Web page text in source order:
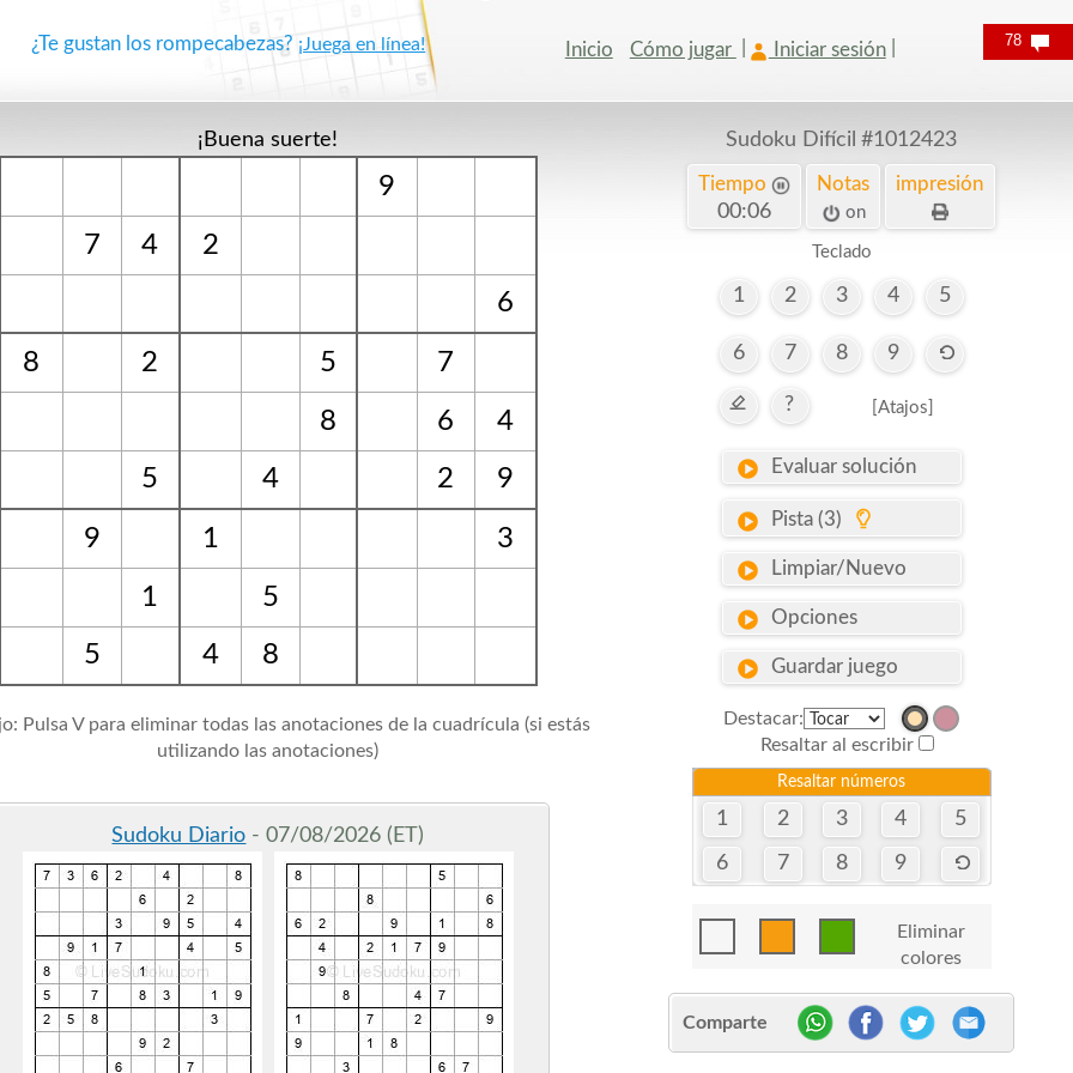
¿Te gustan los rompecabezas? ¡Juega en línea! Inicio Cómo jugar Iniciar sesión
¡Buena suerte!
9
7 4
2
6
8 2 5 7
8 6
4
5
4 2 9
9 1 3
1
5
5
4 8
Pulsa V para eliminar todas las anotaciones de la cuadrícula (si estás
utilizando las anotaciones)
Sudoku Diario - 07/08/2026 (ET)
Sudoku Difícil #1012423
Tiempo
00:07
Notas
on
impresión
Teclado
1 2 3 4 5
6 7 8 9
? [Atajos]
Evaluar solución
Pista (3)
Limpiar/Nuevo
Opciones
Guardar juego
Destacar:
Resaltar al escribir
Resaltar números
1 2 3 4 5
6 7 8 9
Eliminar
colores
Comparte
78